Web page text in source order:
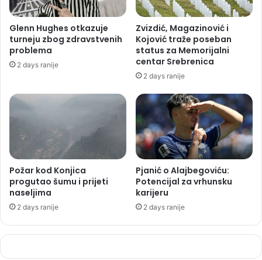
Glenn Hughes otkazuje
turneju zbog zdravstvenih
problema
2 days ranije
Zvizdić, Magazinović i
Kojović traže poseban
status za Memorijalni
centar Srebrenica
2 days ranije
Požar kod Konjica
progutao šumu i prijeti
naseljima
2 days ranije
Pjanić o Alajbegoviću:
Potencijal za vrhunsku
karijeru
2 days ranije